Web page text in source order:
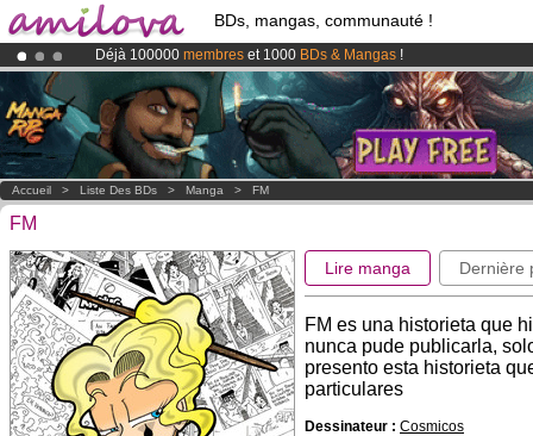
BDs, mangas, communauté !
Déjà 100000 membres et 1000 BDs & Mangas !
Abonnement premium: à partir de3.95 eurospar mois !Clique ici
LeKickstarter Amilova est désormais lancé
Accueil > Liste Des BDs > Manga > FM
FM
Lire manga Dernière
FM es una historieta que
nunca pude publicarla,
presento esta historieta
particulares
Dessinateur : Cosmicos